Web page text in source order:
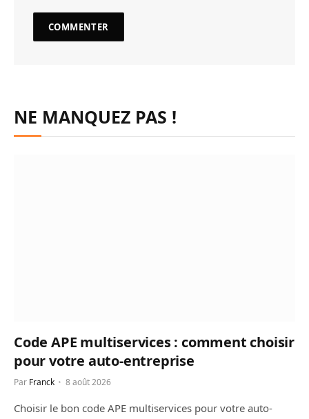
NE MANQUEZ PAS !
Code APE multiservices : comment choisir
pour votre auto-entreprise
Par Franck 8 août 2026
Choisir le bon code APE multiservices pour votre auto-